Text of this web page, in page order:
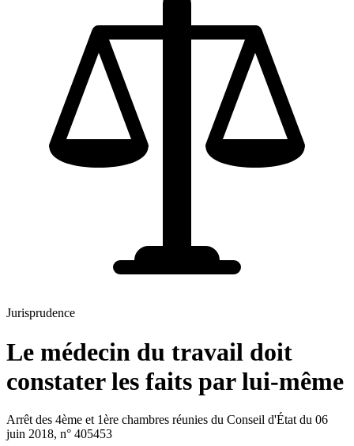
Jurisprudence
Le médecin du travail doit
constater les faits par lui-même
Arrêt des 4ème et 1ère chambres réunies du Conseil d'État du 06
juin 2018, n° 405453